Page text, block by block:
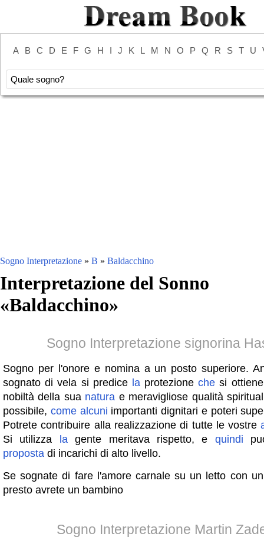
A B C D E F G H I J K L M N O P Q R S T U
Sogno Interpretazione » B » Baldacchino
Interpretazione del Sonno
«Baldacchino»
Sogno Interpretazione signorina
Sogno per l'onore e nomina a un posto superiore.
sognato di vela si predice laprotezioneche si
nobiltà della sua natura e meravigliose qualità
possibile, come alcuni importanti dignitari e poteri
Potrete contribuire alla realizzazione di tutte le vostre
Si utilizza
lagente meritava rispetto, e quindi
proposta di incarichi di alto livello.
Se sognate di fare l'amore carnale su un letto con
presto avrete un bambino
Sogno Interpretazione Martin